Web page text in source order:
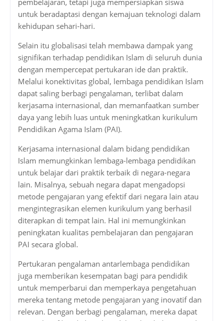
untuk beradaptasi dengan kemajuan teknologi dalam
kehidupan sehari-hari.
Selain itu globalisasi telah membawa dampak yang
signifikan terhadap pendidikan Islam di seluruh dunia
dengan mempercepat pertukaran ide dan praktik.
Melalui konektivitas global, lembaga pendidikan Islam
dapat saling berbagi pengalaman, terlibat dalam
kerjasama internasional, dan memanfaatkan sumber
daya yang lebih luas untuk meningkatkan kurikulum
Pendidikan Agama Islam (PAI).
Kerjasama internasional dalam bidang pendidikan
Islam memungkinkan lembaga-lembaga pendidikan
untuk belajar dari praktik terbaik di negara-negara
lain. Misalnya, sebuah negara dapat mengadopsi
metode pengajaran yang efektif dari negara lain atau
mengintegrasikan elemen kurikulum yang berhasil
diterapkan di tempat lain. Hal ini memungkinkan
peningkatan kualitas pembelajaran dan pengajaran
PAI secara global.
Pertukaran pengalaman antarlembaga pendidikan
juga memberikan kesempatan bagi para pendidik
untuk memperbarui dan memperkaya pengetahuan
mereka tentang metode pengajaran yang inovatif dan
relevan. Dengan berbagi pengalaman, mereka dapat